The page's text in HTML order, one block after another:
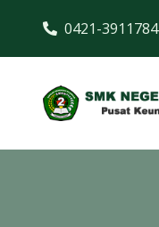
0421-3911784